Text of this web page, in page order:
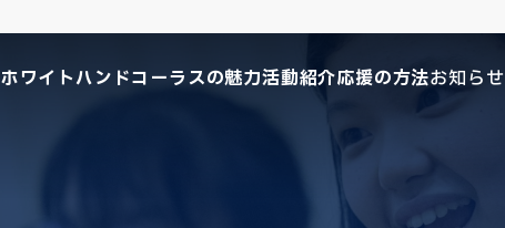
ホワイトハンドコーラスの魅力活動紹介応援の方法お知ら